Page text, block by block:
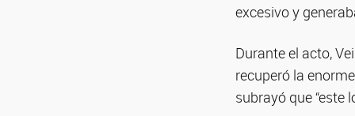
excesivo y
Durante el acto,
recuperó la
subrayó que “este